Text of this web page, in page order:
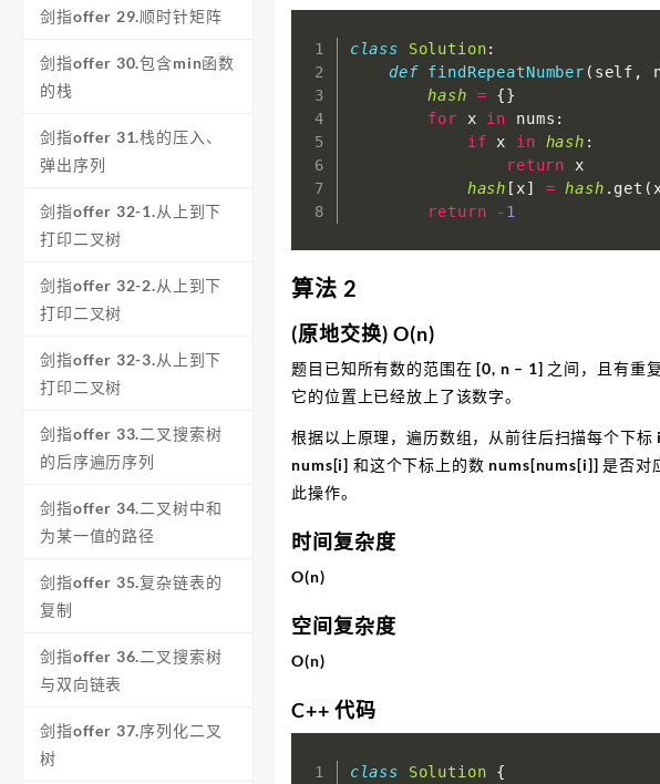
class Solution:
def findRepeatNumber ( self ,
hash
= {}
for x in nums :
if x in hash :
return x
hash [ x] = hash . get (
return
- 1
算法 2
(原地交换) O(n)
题目已知所有数的范围在 [0, n – 1] 之间，且有重
它的位置上已经放上了该数字。
根据以上原理，遍历数组，从前往后扫描每个下
nums[i] 和这个下标上的数 nums[nums[i]] 是否对
此操作。
时间复杂度
O(n)
空间复杂度
O(n)
C++ 代码
class Solution
{
剑指offer 29.顺时针矩阵
剑指offer 30.包含min函数
的栈
剑指offer 31.栈的压入、
弹出序列
剑指offer 32-1.从上到下
打印二叉树
剑指offer 32-2.从上到下
打印二叉树
剑指offer 32-3.从上到下
打印二叉树
剑指offer 33.二叉搜索树
的后序遍历序列
剑指offer 34.二叉树中和
为某一值的路径
剑指offer 35.复杂链表的
复制
剑指offer 36.二叉搜索树
与双向链表
剑指offer 37.序列化二叉
树